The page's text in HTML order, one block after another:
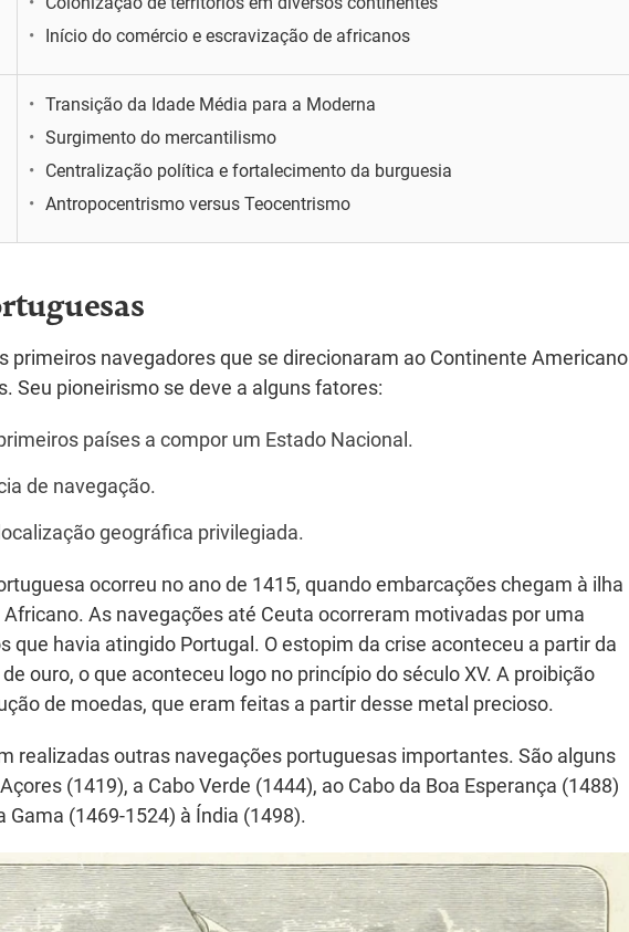
Início do comércio e escravização de africanos
Transição da Idade Média para a Moderna
Surgimento do mercantilismo
Centralização política e fortalecimento da burguesia
Antropocentrismo versus Teocentrismo
primeiros navegadores que se direcionaram ao Continente Americano
Seu pioneirismo se deve a alguns fatores:
países a compor um Estado Nacional.
de navegação.
geográfica privilegiada.
ocorreu no ano de 1415, quando embarcações chegam à ilha
As navegações até Ceuta ocorreram motivadas por uma
que havia atingido Portugal. O estopim da crise aconteceu a partir da
ouro, o que aconteceu logo no princípio do século XV. A proibição
de moedas, que eram feitas a partir desse metal precioso.
realizadas outras navegações portuguesas importantes. São alguns
(1419), a Cabo Verde (1444), ao Cabo da Boa Esperança (1488)
Gama (1469-1524) à Índia (1498).